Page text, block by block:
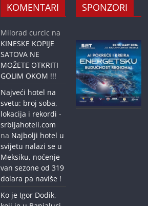
KOMENTARI
Milorad curcic na
KINESKE KOPIJE
SATOVA NE
MOŽETE OTKRITI
GOLIM OKOM !!!
Najveći hotel na
svetu: broj soba,
lokacija i rekordi -
srbijahoteli.com
na Najbolji hotel u
svijetu nalazi se u
Meksiku, noćenje
van sezone od 319
dolara pa naviše !
Ko je Igor Dodik,
SPONZORI